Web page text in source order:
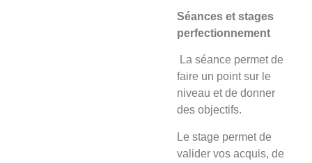
Séances et stages
perfectionnement
La séance permet de
faire un point sur le
niveau et de donner
des objectifs.
Le stage permet de
valider vos acquis, de